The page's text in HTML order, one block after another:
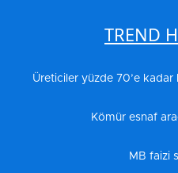
TREND
Üreticiler yüzde 70’e
Kömür esnaf
MB faizi